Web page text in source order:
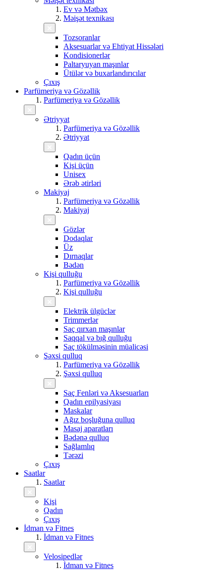
Ev və Mətbəx
Məişət texnikası
Tozsoranlar
Aksesuarlar və Ehtiyat Hissələri
Kondisionerlər
Paltaryuyan maşınlar
Ütülər və buxarlandırıcılar
Çıxış
Parfümeriya və Gözəllik
Parfümeriya və Gözəllik
Ətriyyat
Parfümeriya və Gözəllik
Ətriyyat
Qadın üçün
Kişi üçün
Unisex
Ərəb ətirləri
Makiyaj
Parfümeriya və Gözəllik
Makiyaj
Gözlər
Dodaqlar
Üz
Dırnaqlar
Bədən
Kişi qulluğu
Parfümeriya və Gözəllik
Kişi qulluğu
Elektrik ülgüclər
Trimmerlər
Saç qırxan maşınlar
Saqqal və bığ qulluğu
Saç tökülməsinin müalicəsi
Şəxsi qulluq
Parfümeriya və Gözəllik
Şəxsi qulluq
Saç Fenləri və Aksesuarları
Qadın epilyasiyası
Maskalar
Ağız boşluğuna qulluq
Masaj aparatları
Bədənə qulluq
Sağlamlıq
Tərəzi
Çıxış
Saatlar
Saatlar
Kişi
Qadın
Çıxış
İdman və Fitnes
İdman və Fitnes
Velosipedlər
İdman və Fitnes